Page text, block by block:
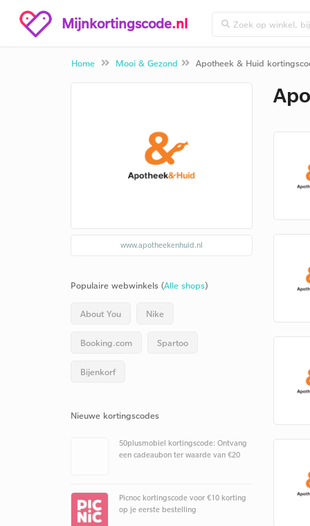
Mijnkortingscode.nl
Home Mooi & Gezond Apotheek & Huid
www.apotheekenhuid.nl
Populaire webwinkels (Alle shops)
About You Nike
Booking.com Spartoo
Bijenkorf
Nieuwe kortingscodes
50plusmobiel kortingscode: Ontvang
een cadeaubon ter waarde van €20
Picnoc kortingscode voor €10 korting
op je eerste bestelling